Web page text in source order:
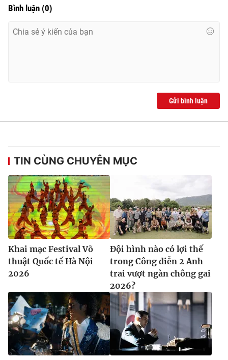
Bình luận (0)
Gửi bình luận
TIN CÙNG CHUYÊN MỤC
Khai mạc Festival Võ
thuật Quốc tế Hà Nội
2026
Đội hình nào có lợi thế
trong Công diễn 2 Anh
trai vượt ngàn chông gai
2026?